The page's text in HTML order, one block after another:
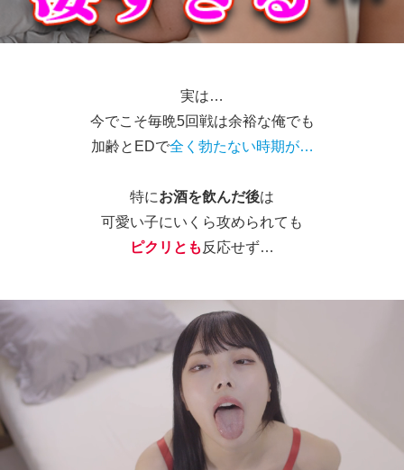
実は…
今でこそ毎晩5回戦は余裕な俺でも
加齢とEDで全く勃たない時期が…
特にお酒を飲んだ後は
可愛い子にいくら攻められても
ピクリとも 反応せず…